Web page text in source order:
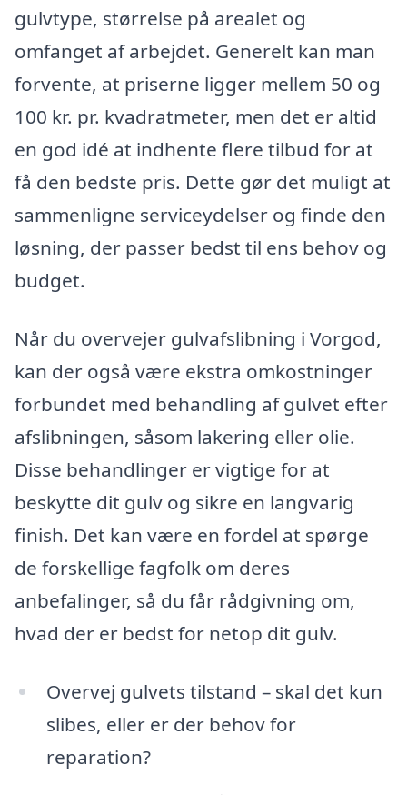
gulvtype, størrelse på arealet og
omfanget af arbejdet. Generelt kan man
forvente, at priserne ligger mellem 50 og
100 kr. pr. kvadratmeter, men det er altid
en god idé at indhente flere tilbud for at
få den bedste pris. Dette gør det muligt at
sammenligne serviceydelser og finde den
løsning, der passer bedst til ens behov og
budget.
Når du overvejer gulvafslibning i Vorgod,
kan der også være ekstra omkostninger
forbundet med behandling af gulvet efter
afslibningen, såsom lakering eller olie.
Disse behandlinger er vigtige for at
beskytte dit gulv og sikre en langvarig
finish. Det kan være en fordel at spørge
de forskellige fagfolk om deres
anbefalinger, så du får rådgivning om,
hvad der er bedst for netop dit gulv.
Overvej gulvets tilstand – skal det kun
slibes, eller er der behov for
reparation?